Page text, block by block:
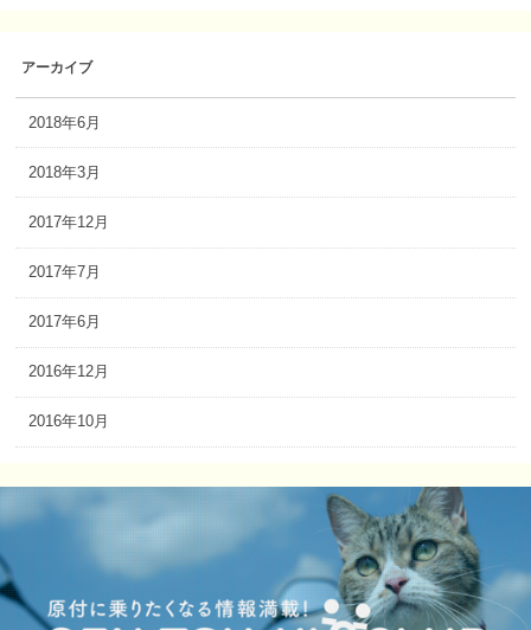
アーカイブ
2018年6月
2018年3月
2017年12月
2017年7月
2017年6月
2016年12月
2016年10月